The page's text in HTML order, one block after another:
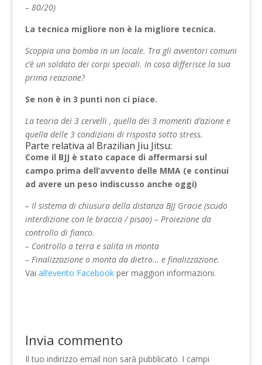
– 80/20)
La tecnica migliore non è la migliore tecnica.
Scoppia una bomba in un locale. Tra gli avventori comuni
c’è un soldato dei corpi speciali. In cosa differisce la sua
prima reazione?
Se non è in 3 punti non ci piace.
La teoria dei 3 cervelli , quella dei 3 momenti d’azione e
quella delle 3 condizioni di risposta sotto stress.
Parte relativa al Brazilian Jiu Jitsu:
Come il BJJ è stato capace di affermarsi sul
campo prima dell’avvento delle MMA (e continui
ad avere un peso indiscusso anche oggi)
– Il sistema di chiusura della distanza BJJ Gracie (scudo
interdizione con le braccia / pisao) – Proiezione da
controllo di fianco.
– Controllo a terra e salita in monta
– Finalizzazione o monta da dietro… e finalizzazione.
Vai all’evento Facebookper maggiori informazioni.
Invia commento
Il tuo indirizzo email non sarà pubblicato. I campi